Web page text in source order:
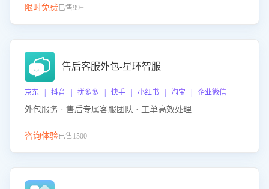
限时免费已售99+
售后客服外包-星环智服
京东 | 抖音 | 拼多多 | 快手 | 小红书 | 淘宝 | 企业微信
外包服务 · 售后专属客服团队 · 工单高效处理
咨询体验已售1500+